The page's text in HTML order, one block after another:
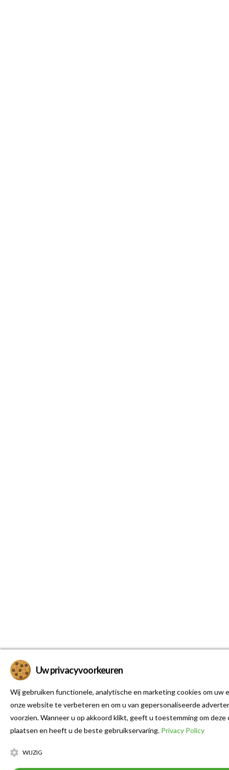
Uw privacyvoorkeuren
Wij gebruiken functionele, analytische en marketing cookies om uw
onze website te verbeteren en om u van gepersonaliseerde
voorzien. Wanneer u op akkoord klikt, geeft u toestemming om deze
plaatsen en heeft u de beste gebruikservaring. Privacy Policy
WIJZIG